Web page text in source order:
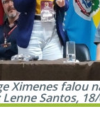
Ximenes falou
Santos,